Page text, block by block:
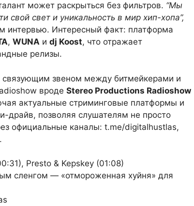
может раскрыться без фильтров. “Мы
свой свет и уникальность в мир хип-хопа”,
интервью. Интересный факт: платформа
, WUNA и dj Koost, что отражает
релизы.
связующим звеном между битмейкерами и
вроде Stereo Productions Radioshow
актуальные стриминговые платформы и
драйв, позволяя слушателям не просто
официальные каналы: t.me/digitalhustlas,
Presto & Kepskey (01:08)
сленгом — «отмороженная хуйня» для